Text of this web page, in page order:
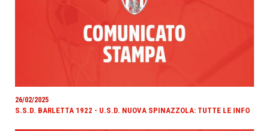
26/02/2025
S.S.D. BARLETTA 1922 - U.S.D. NUOVA SPINAZZOLA: TUTTE LE INFO